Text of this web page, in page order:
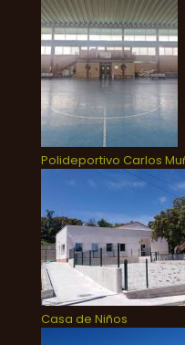
Polideportivo Carlos
Casa de Niños